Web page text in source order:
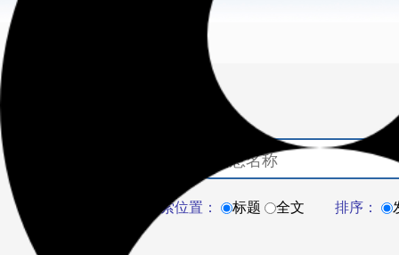
搜索位置： 标题 全文 排序：